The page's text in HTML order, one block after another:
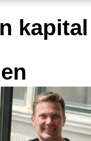
kapital